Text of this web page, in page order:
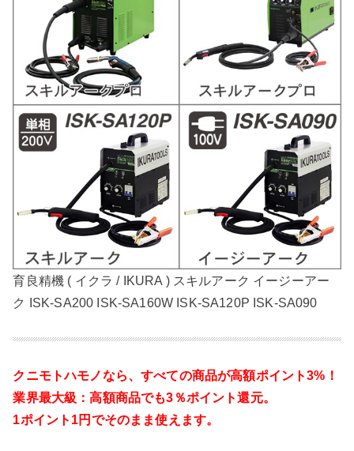
育良精機 ( イクラ / IKURA ) スキルアーク イージーアー
ク ISK-SA200 ISK-SA160W ISK-SA120P ISK-SA090
クニモトハモノなら、すべての商品が高額ポイント3%！
業界最大級：高額商品でも3％ポイント還元。
1ポイント1円でそのまま使えます。